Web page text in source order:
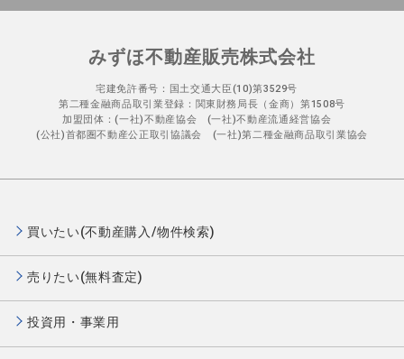
みずほ不動産販売株式会社
宅建免許番号：国土交通大臣(10)第3529号
第二種金融商品取引業登録：関東財務局長（金商）第1508号
加盟団体：(一社)不動産協会 (一社)不動産流通経営協会
(公社)首都圏不動産公正取引協議会 (一社)第二種金融商品取引業協会
買いたい(不動産購入/物件検索)
売りたい(無料査定)
投資用・事業用